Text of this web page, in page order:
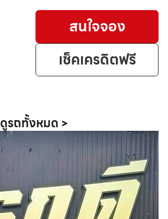
สนใจจอง
เช็คเครดิตฟรี
ดูรถทั้งหมด >